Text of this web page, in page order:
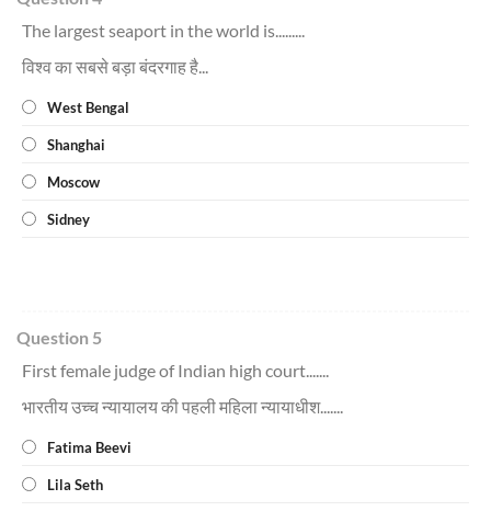
The largest seaport in the world is.........
विश्व का सबसे बड़ा बंदरगाह है...
West Bengal
Shanghai
Moscow
Sidney
Question 5
First female judge of Indian high court.......
भारतीय उच्च न्यायालय की पहली महिला न्यायाधीश.......
Fatima Beevi
Lila Seth